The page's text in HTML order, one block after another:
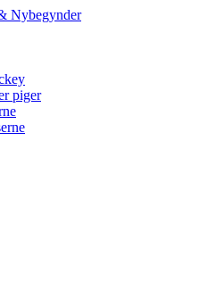
Nybegynder
piger